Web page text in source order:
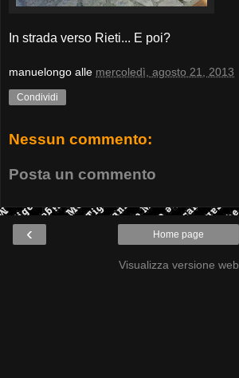
In strada verso Rieti... E poi?
manuelongo alle mercoledì, agosto 21, 2013
Condividi
Nessun commento:
Posta un commento
‹ Home page
Visualizza versione web